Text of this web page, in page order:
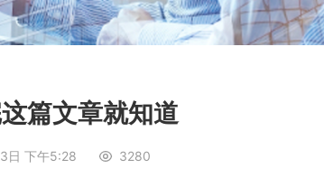
篇文章就知道
日 下午5:28 3280